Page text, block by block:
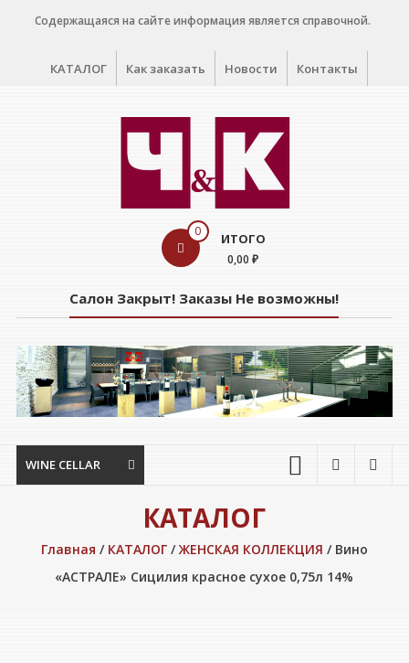
Содержащаяся на сайте информация является справочной.
КАТАЛОГ Как заказать Новости Контакты
дегустации
0 ИТОГО
0,00 ₽
Салон Закрыт! Заказы Не возможны!
WINE CELLAR
КАТАЛОГ
Главная / КАТАЛОГ/ЖЕНСКАЯ КОЛЛЕКЦИЯ / Вино
«АСТРАЛЕ» Сицилия красное сухое 0,75л 14%